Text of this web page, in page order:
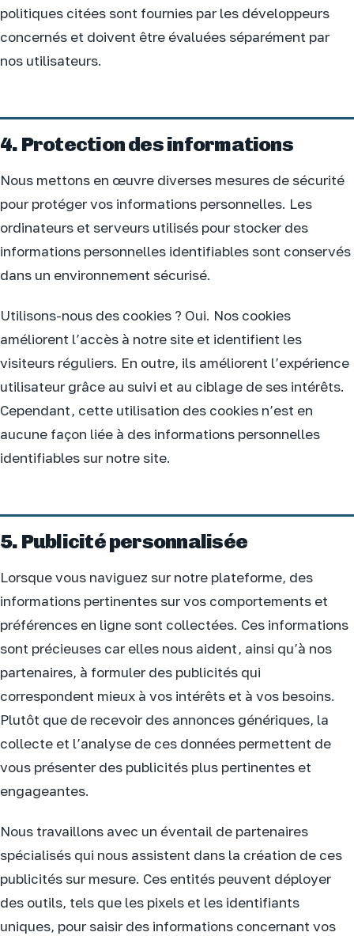
politiques citées sont fournies par les développeurs
concernés et doivent être évaluées séparément par
nos utilisateurs.
4. Protection des informations
Nous mettons en œuvre diverses mesures de sécurité
pour protéger vos informations personnelles. Les
ordinateurs et serveurs utilisés pour stocker des
informations personnelles identifiables sont conservés
dans un environnement sécurisé.
Utilisons-nous des cookies ? Oui. Nos cookies
améliorent l’accès à notre site et identifient les
visiteurs réguliers. En outre, ils améliorent l’expérience
utilisateur grâce au suivi et au ciblage de ses intérêts.
Cependant, cette utilisation des cookies n’est en
aucune façon liée à des informations personnelles
identifiables sur notre site.
5. Publicité personnalisée
Lorsque vous naviguez sur notre plateforme, des
informations pertinentes sur vos comportements et
préférences en ligne sont collectées. Ces informations
sont précieuses car elles nous aident, ainsi qu’à nos
partenaires, à formuler des publicités qui
correspondent mieux à vos intérêts et à vos besoins.
Plutôt que de recevoir des annonces génériques, la
collecte et l’analyse de ces données permettent de
vous présenter des publicités plus pertinentes et
engageantes.
Nous travaillons avec un éventail de partenaires
spécialisés qui nous assistent dans la création de ces
publicités sur mesure. Ces entités peuvent déployer
des outils, tels que les pixels et les identifiants
uniques, pour saisir des informations concernant vos